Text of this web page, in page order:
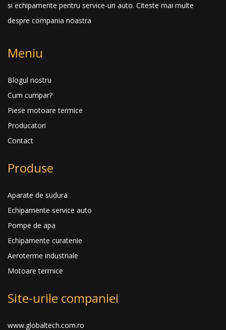
si echipamente pentru service-uri auto. Citeste mai multe
despre compania noastra
Meniu
Blogul nostru
Cum cumpar?
Piese motoare termice
Producatori
Contact
Produse
Aparate de sudura
Echipamente service auto
Pompe de apa
Echipamente curatenie
Aeroterme industriale
Motoare termice
Site-urile companiei
www.globaltech.com.ro